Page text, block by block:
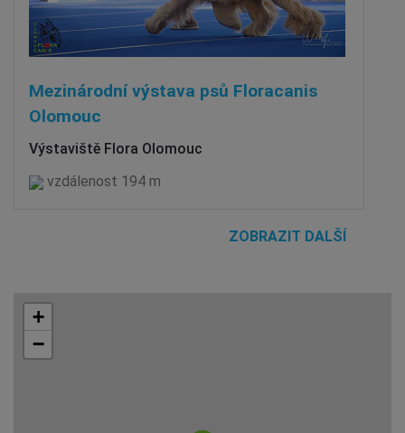
Mezinárodní výstava psů Floracanis
Olomouc
Výstaviště Flora Olomouc
vzdálenost 194 m
ZOBRAZIT DALŠÍ
+
−